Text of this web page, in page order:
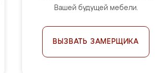
Вашей будущей мебели.
ВЫЗВАТЬ ЗАМЕРЩИКА